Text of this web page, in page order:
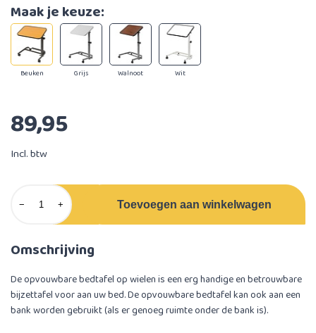
Maak je keuze:
Beuken Grijs Walnoot Wit
89,95
Incl. btw
− + Toevoegen aan winkelwagen
Omschrijving
De opvouwbare bedtafel op wielen is een erg handige en betrouwbare
bijzettafel voor aan uw bed. De opvouwbare bedtafel kan ook aan een
bank worden gebruikt (als er genoeg ruimte onder de bank is).